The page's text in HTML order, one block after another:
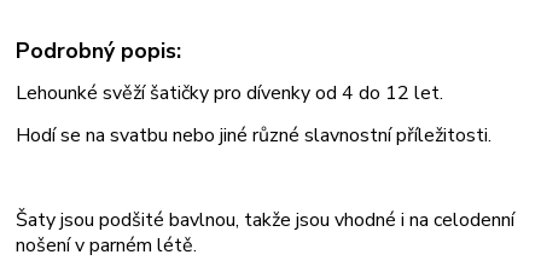
Podrobný popis:
Lehounké svěží šatičky pro dívenky od 4 do 12 let.
Hodí se na svatbu nebo jiné různé slavnostní příležitosti.
Šaty jsou podšité bavlnou, takže jsou vhodné i na celodenní
nošení v parném létě.